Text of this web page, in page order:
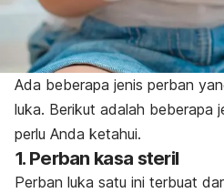
Ada beberapa jenis perban
luka. Berikut adalah beberapa
perlu Anda ketahui.
1. Perban kasa steril
Perban luka satu ini terbuat